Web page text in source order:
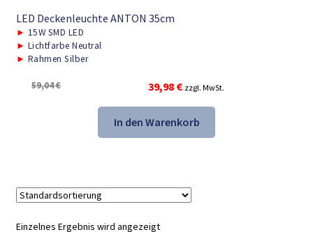
LED Deckenleuchte ANTON 35cm
► 15W SMD LED
► Lichtfarbe Neutral
► Rahmen Silber
59,04€
Ursprünglicher
Preis
war:
59,04 €
39,98 €Aktueller
Preis
ist:
39,98 €.
zzgl. MwSt.
In den Warenkorb
Einzelnes Ergebnis wird angezeigt